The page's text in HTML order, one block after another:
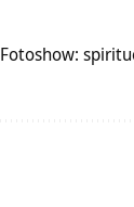
Fotoshow: